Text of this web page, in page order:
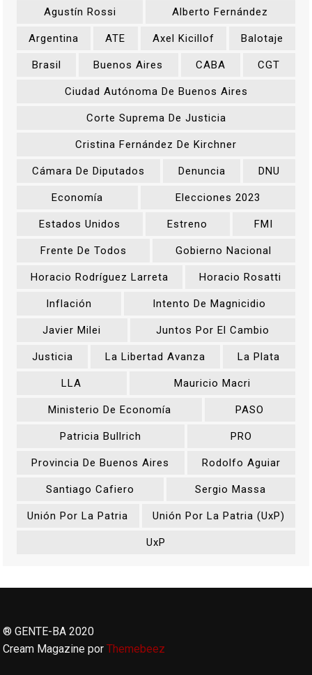
Agustín Rossi Alberto Fernández
Argentina ATE Axel Kicillof Balotaje
Brasil Buenos Aires CABA CGT
Ciudad Autónoma De Buenos Aires
Corte Suprema De Justicia
Cristina Fernández De Kirchner
Cámara De Diputados Denuncia DNU
Economía Elecciones 2023
Estados Unidos Estreno FMI
Frente De Todos Gobierno Nacional
Horacio Rodríguez Larreta Horacio Rosatti
Inflación Intento De Magnicidio
Javier Milei Juntos Por El Cambio
Justicia La Libertad Avanza La Plata
LLA Mauricio Macri
Ministerio De Economía PASO
Patricia Bullrich PRO
Provincia De Buenos Aires Rodolfo Aguiar
Santiago Cafiero Sergio Massa
Unión Por La Patria Unión Por La Patria (UxP)
UxP
® GENTE-BA 2020
Cream Magazine porThemebeez